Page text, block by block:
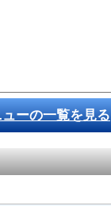
ーの一覧を見る